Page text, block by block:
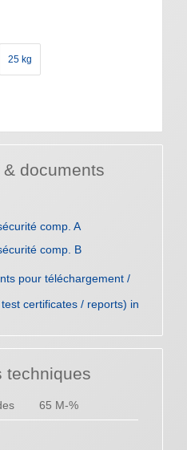
25 kg
documents
comp. A
comp. B
pour téléchargement /
certificates / reports) in
techniques
65 M-%